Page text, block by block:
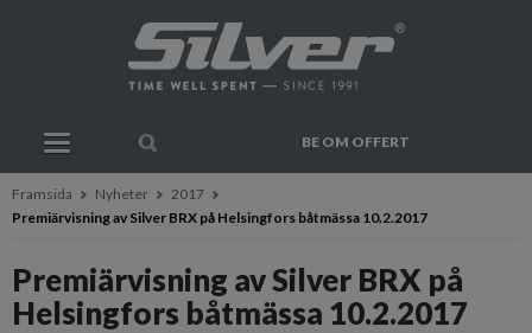
BE OM OFFERT
Framsida Nyheter
2017
Premiärvisning av Silver BRX på Helsingfors båtmässa 10.2.2017
Premiärvisning av Silver BRX på
Helsingfors båtmässa 10.2.2017